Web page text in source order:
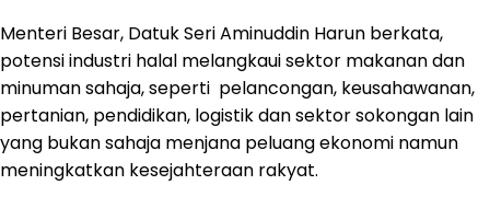
Menteri Besar, Datuk Seri Aminuddin Harun berkata,
potensi industri halal melangkaui sektor makanan dan
minuman sahaja, seperti pelancongan, keusahawanan,
pertanian, pendidikan, logistik dan sektor sokongan lain
yang bukan sahaja menjana peluang ekonomi namun
meningkatkan kesejahteraan rakyat.